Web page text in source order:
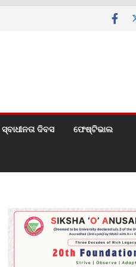
ସ୍ବାଧୀନତା ଦିବସ ଫେଷ୍ଟିଭାଲ